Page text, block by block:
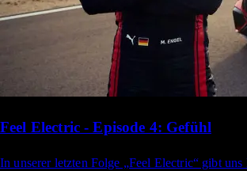
Feel Electric - Episode 4: Gefühl
In unserer letzten Folge „Feel Electric“ gibt